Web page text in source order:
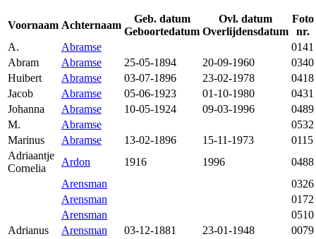
Voornaam Achternaam
Geb. datum
Geboortedatum
Ovl. datum
Overlijdensdatum
Foto
nr.
A.
Abramse
0141
Abram
Abramse 25-05-1894 20-09-1960
0340
Huibert
Abramse 03-07-1896 23-02-1978
0418
Jacob
Abramse 05-06-1923 01-10-1980
0431
Johanna
Abramse 10-05-1924 09-03-1996
0489
M.
Abramse
0532
Marinus
Abramse 13-02-1896 15-11-1973
0115
Adriaantje
Cornelia
Ardon 1916 1996
0488
Arensman
0326
Arensman
0172
Arensman
0510
Adrianus
Arensman 03-12-1881 23-01-1948
0079